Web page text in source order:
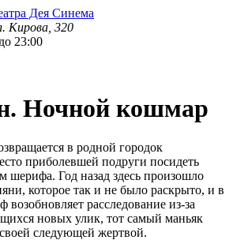
Кирова, 320
до 23:00
Ночной кошмар
в родной городок
приболевшей подруги посидеть
шерифа. Год назад здесь произошло
которое так и не было раскрыто, и в
возобновляет расследование из-за
новых улик, тот самый маньяк
следующей жертвой.